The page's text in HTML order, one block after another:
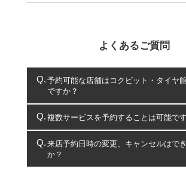
よくあるご質問
予約可能な店舗はコクピット・タイヤ
ですか？
コクピット・タイヤ館のみとなります。
複数サービスを予約することは可能で
複数サービスのご予約は可能です。
一部の商品・サービスの組み合わせに限り、
出来ないものもございます。
来店予約日時の変更、キャンセルはで
か？